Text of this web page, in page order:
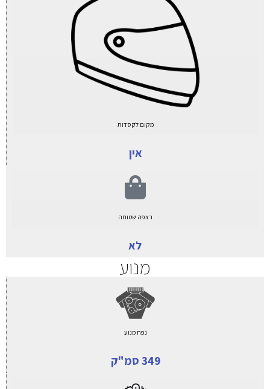
מקום לקסדות
אין
רצפה שטוחה
לא
מנוע
נפח מנוע
349 סמ"ק